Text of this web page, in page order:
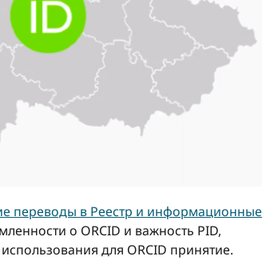
переводы в Реестр и информационные
о ORCID и важность PID,
для ORCID принятие.